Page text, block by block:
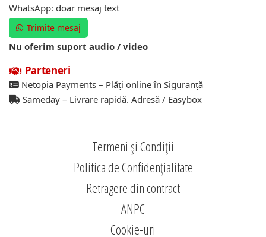
WhatsApp: doar mesaj text
Trimite mesaj
Nu oferim suport audio / video
Parteneri
Netopia Payments – Plăți online în Siguranță
Sameday – Livrare rapidă. Adresă / Easybox
Termeni și Condiții
Politica de Confidențialitate
Retragere din contract
ANPC
Cookie-uri